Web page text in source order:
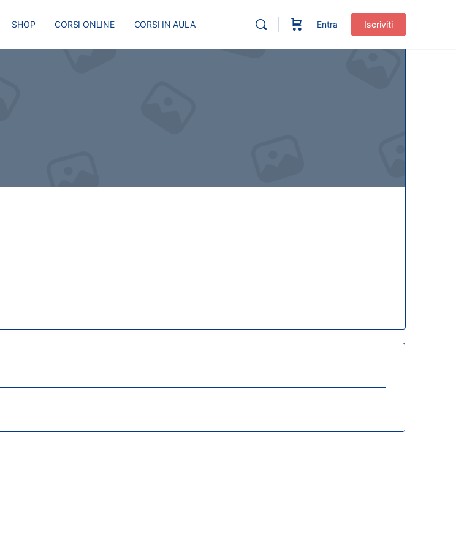
SHOP CORSI ONLINE CORSI IN AULA Entra Iscriviti